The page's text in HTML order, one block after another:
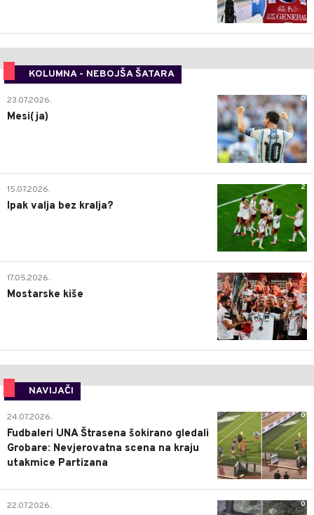
KOLUMNA - NEBOJŠA ŠATARA
0
23.07.2026.
Mesi(ja)
2
15.07.2026.
Ipak valja bez kralja?
0
17.05.2026.
Mostarske kiše
NAVIJAČI
0
24.07.2026.
Fudbaleri UNA Štrasena šokirano gledali
Grobare: Nevjerovatna scena na kraju
utakmice Partizana
0
22.07.2026.